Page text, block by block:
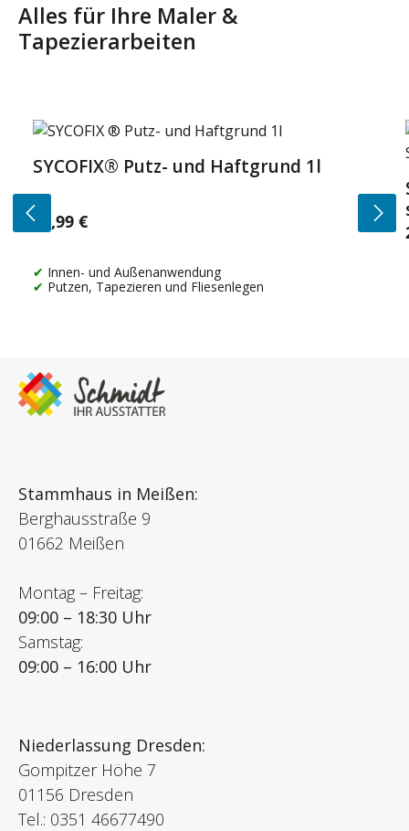
Alles für Ihre Maler &
Tapezierarbeiten
Produktgalerie überspringen
SYCOFIX® Putz- und Haftgrund 1l
Regulärer Preis:
14,99 €
Innen- und Außenanwendung
Putzen, Tapezieren und Fliesenlegen
Stammhaus in Meißen:
Berghausstraße 9
01662 Meißen
Montag – Freitag:
09:00 – 18:30 Uhr
Samstag:
09:00 – 16:00 Uhr
Niederlassung Dresden:
Gompitzer Höhe 7
01156 Dresden
Tel.: 0351 46677490